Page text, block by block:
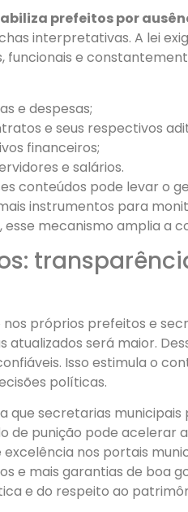
prefeitos por
interpretativas. A lei
e
e despesas;
e seus respectivos
financeiros;
e salários.
conteúdos pode levar o
instrumentos para
mecanismo amplia a
próprios prefeitos e
será maior.
Isso estimula o
políticas.
que secretarias
de punição pode acelerar
nos portais
e mais garantias de boa
e do respeito ao